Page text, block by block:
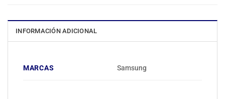
INFORMACIÓN ADICIONAL
MARCAS Samsung